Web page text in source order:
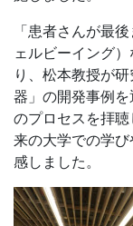
大学は専門知識だ
看護を牽引する力